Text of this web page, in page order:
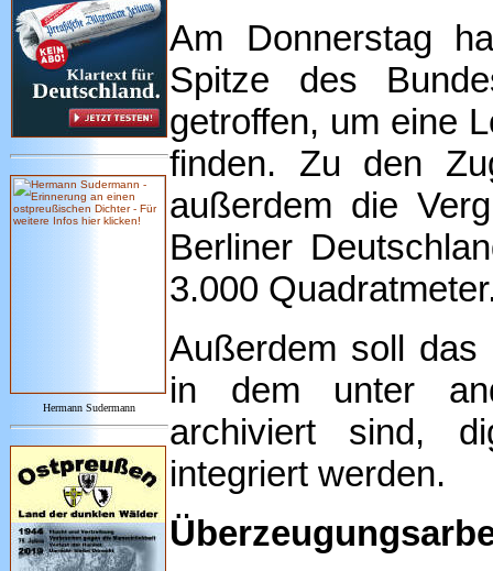
Hermann Sudermann
Am Donnerstag
Spitze des
getroffen, um eine
finden. Zu den
außerdem die
Berliner
3.000
Außerdem soll das
in dem unter
archiviert sind,
integriert werden.